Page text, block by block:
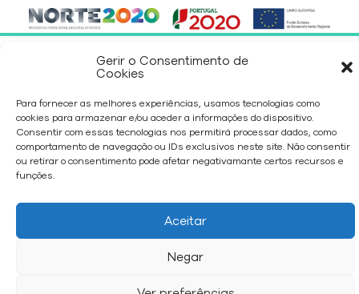
Gerir o Consentimento de
Cookies
Para fornecer as melhores experiências, usamos tecnologias como
cookies para armazenar e/ou aceder a informações do dispositivo.
Consentir com essas tecnologias nos permitirá processar dados, como
comportamento de navegação ou IDs exclusivos neste site. Não consentir
ou retirar o consentimento pode afetar negativamante certos recursos e
funções.
Aceitar
Negar